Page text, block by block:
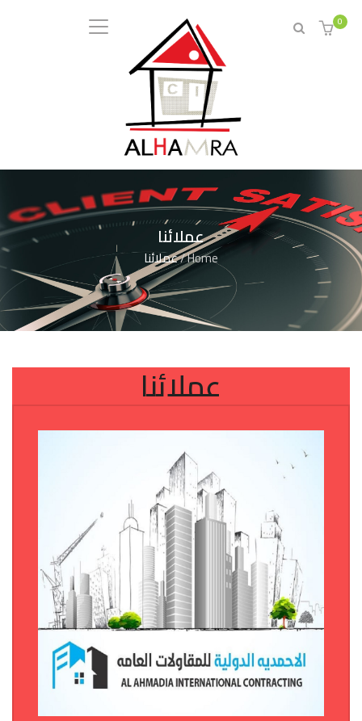
0
عملائنا
Home
/عملائنا
عملائنا